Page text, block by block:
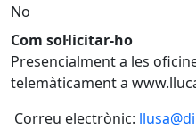
No
Com sol·licitar-ho
Presencialment a les
telemàticament a
Correu electrònic: